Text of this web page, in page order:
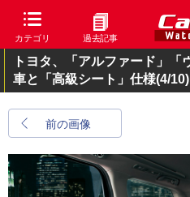
カテゴリ 過去記事
トヨタ、「アルファード」
車と「高級シート」仕様(4/10)
前の画像